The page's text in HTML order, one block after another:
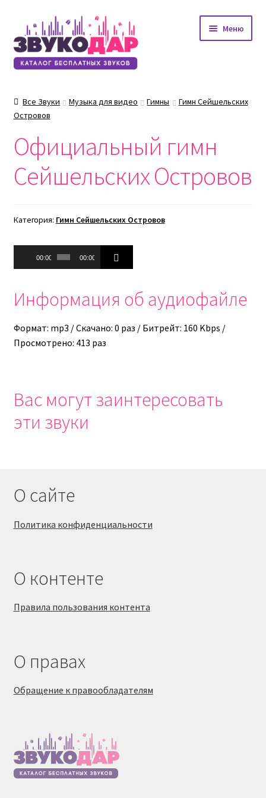
Перейти
к
навигации
Перейти
к
содержимому
Меню
Все Звуки Музыка для видео Гимны
Гимн Сейшельских
Островов
Официальный гимн
Сейшельских Островов
Категория: Гимн Сейшельских Островов
Аудиоплеер
00:00 00:00
Информация об аудиофайле
Формат: mp3 / Скачано: 0 раз / Битрейт: 160 Kbps /
Просмотрено: 413 раз
Вас могут заинтересовать
эти звуки
О сайте
Политика конфиденциальности
О контенте
Правила пользования контента
О правах
Обращение к правообладателям